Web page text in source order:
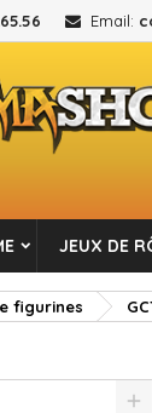
Email:
JEUX DE
figurines